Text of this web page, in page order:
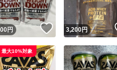
円 いいね！
3,200円
最大10%対象